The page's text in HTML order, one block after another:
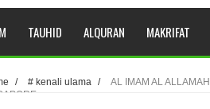
ARABI) DAN WAHDATUS SYUHUD
TAUHID ALQURAN MAKRIFAT
/ # kenali ulama /
AL IMAM AL